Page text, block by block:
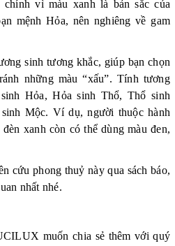
vì màu xanh là bản sắc của
mệnh Hỏa, nên nghiêng về gam
sinh tương khắc, giúp bạn chọn
những màu “xấu”. Tính tương
Hỏa, Hỏa sinh Thổ, Thổ sinh
Mộc. Ví dụ, người thuộc hành
xanh còn có thể dùng màu đen,
cứu phong thuỷ này qua sách báo,
nhất nhé.
muốn chia sẻ thêm với quý